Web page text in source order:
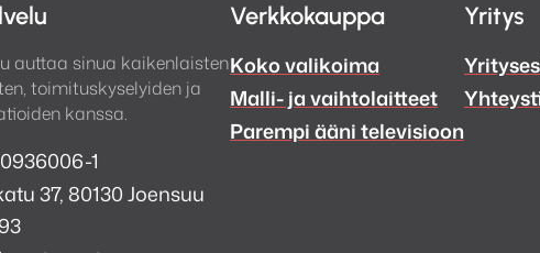
auttaa sinua kaikenlaisten
toimituskyselyiden ja
kanssa.
1
37, 80130 Joensuu
Verkkokauppa
Koko valikoima
Malli- ja vaihtolaitteet
Parempi ääni televisioon
Yritys